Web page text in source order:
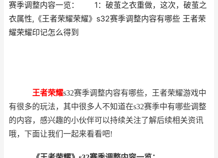
赛季调整内容一览： 1：破茧之衣重做，这次，破茧之
衣属性,《王者荣耀荣耀》s32赛季调整内容有哪些 王者荣
耀荣耀印记怎么得到
王者荣耀s32赛季调整内容有哪些，王者荣耀游戏中
有很多的玩法，其中很多人不知道在s32赛季中有哪些调整
的内容，感兴趣的小伙伴可以持续关注了解后续相关资讯
哦，下面让我们一起来看看吧!